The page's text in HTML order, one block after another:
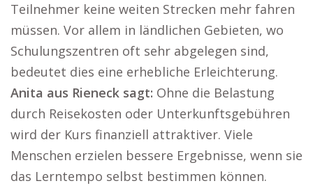
Teilnehmer keine weiten Strecken mehr fahren
müssen. Vor allem in ländlichen Gebieten, wo
Schulungszentren oft sehr abgelegen sind,
bedeutet dies eine erhebliche Erleichterung.
Anita aus Rieneck sagt: Ohne die Belastung
durch Reisekosten oder Unterkunftsgebühren
wird der Kurs finanziell attraktiver. Viele
Menschen erzielen bessere Ergebnisse, wenn sie
das Lerntempo selbst bestimmen können.